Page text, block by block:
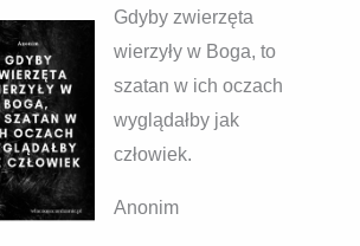
Gdyby zwierzęta
wierzyły w Boga, to
szatan w ich oczach
wyglądałby jak
człowiek.
Anonim